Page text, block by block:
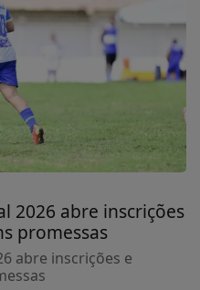
2026 abre inscrições
promessas
abre inscrições e